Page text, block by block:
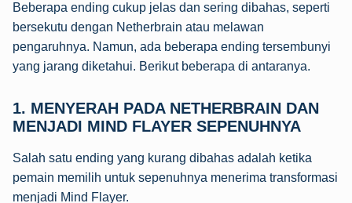
Beberapa ending cukup jelas dan sering dibahas, seperti
bersekutu dengan Netherbrain atau melawan
pengaruhnya. Namun, ada beberapa ending tersembunyi
yang jarang diketahui. Berikut beberapa di antaranya.
1. MENYERAH PADA NETHERBRAIN DAN
MENJADI MIND FLAYER SEPENUHNYA
Salah satu ending yang kurang dibahas adalah ketika
pemain memilih untuk sepenuhnya menerima transformasi
menjadi Mind Flayer.